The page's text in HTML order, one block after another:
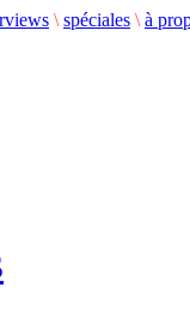
\ spéciales \ à